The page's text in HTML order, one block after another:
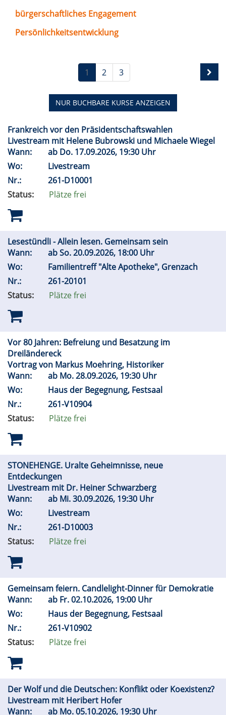
bürgerschaftliches Engagement
Persönlichkeitsentwicklung
1 2 3
NUR BUCHBARE KURSE ANZEIGEN
Frankreich vor den Präsidentschaftswahlen
Livestream mit Helene Bubrowski und Michaele Wiegel
Wann:
ab Do. 17.09.2026, 19:30 Uhr
Wo:
Livestream
Nr.:
261-D10001
Status:
Plätze frei
Lesestündli - Allein lesen. Gemeinsam sein
Wann:
abSo.20.09.2026, 18:00 Uhr
Wo:
Familientreff "Alte Apotheke", Grenzach
Nr.:
261-20101
Status:
Plätze frei
Vor 80 Jahren: Befreiung und Besatzung im
Dreiländereck
Vortrag von Markus Moehring, Historiker
Wann:
ab Mo.28.09.2026, 19:30 Uhr
Wo:
Haus der Begegnung, Festsaal
Nr.:
261-V10904
Status:
Plätze frei
STONEHENGE. Uralte Geheimnisse, neue
Entdeckungen
Livestream mit Dr. Heiner Schwarzberg
Wann:
ab Mi.30.09.2026, 19:30 Uhr
Wo:
Livestream
Nr.:
261-D10003
Status:
Plätze frei
Gemeinsam feiern. Candlelight-Dinner für Demokratie
Wann:
ab Fr.02.10.2026, 19:00 Uhr
Wo:
Haus der Begegnung, Festsaal
Nr.:
261-V10902
Status:
Plätze frei
Der Wolf und die Deutschen: Konflikt oder Koexistenz?
Livestream mit Heribert Hofer
Wann:
ab Mo.05.10.2026, 19:30 Uhr